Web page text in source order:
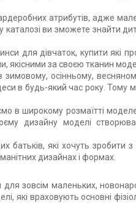
атрибутів, адже
ви зможете знайти
для дівчаток, купити які
якісними за своєю тканин
осінньому,
в будь-який час року. Тому
в широкому розмаїтті
дизайну моделі
батьків, які хочуть зробити з
дизайнах і формах.
зовсім маленьких,
які враховують основні